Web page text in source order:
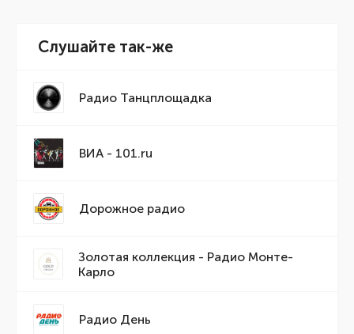
Слушайте так-же
Радио Танцплощадка
ВИА - 101.ru
Дорожное радио
Золотая коллекция - Радио Монте-
Карло
Радио День